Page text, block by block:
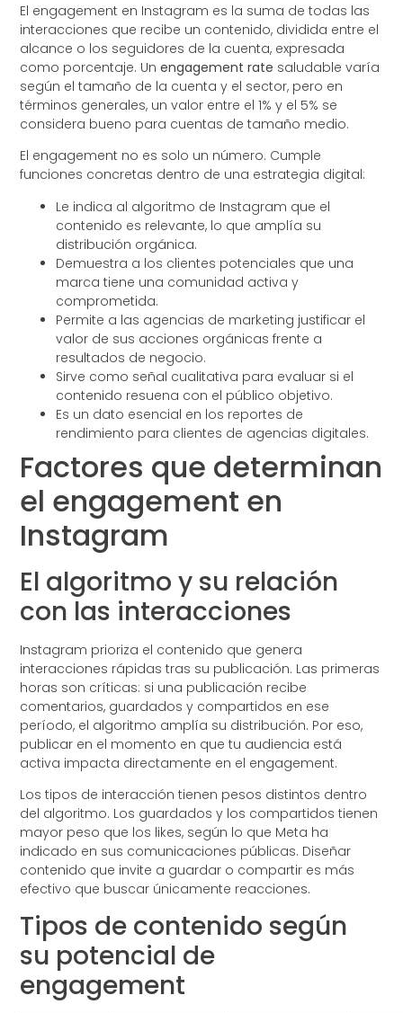
El engagement en Instagram es la suma de todas las
interacciones que recibe un contenido, dividida entre el
alcance o los seguidores de la cuenta, expresada
como porcentaje. Unengagement rate saludable varía
según el tamaño de la cuenta y el sector, pero en
términos generales, un valor entre el 1% y el 5% se
considera bueno para cuentas de tamaño medio.
El engagement no es solo un número. Cumple
funciones concretas dentro de una estrategia digital:
Le indica al algoritmo de Instagram que el
contenido es relevante, lo que amplía su
distribución orgánica.
Demuestra a los clientes potenciales que una
marca tiene una comunidad activa y
comprometida.
Permite a las agencias de marketing justificar el
valor de sus acciones orgánicas frente a
resultados de negocio.
Sirve como señal cualitativa para evaluar si el
contenido resuena con el público objetivo.
Es un dato esencial en los reportes de
rendimiento para clientes de agencias digitales.
Factores que determinan
el engagement en
Instagram
El algoritmo y su relación
con las interacciones
Instagram prioriza el contenido que genera
interacciones rápidas tras su publicación. Las primeras
horas son críticas: si una publicación recibe
comentarios, guardados y compartidos en ese
período, el algoritmo amplía su distribución. Por eso,
publicar en el momento en que tu audiencia está
activa impacta directamente en el engagement.
Los tipos de interacción tienen pesos distintos dentro
del algoritmo. Los guardados y los compartidos tienen
mayor peso que los likes, según lo que Meta ha
indicado en sus comunicaciones públicas. Diseñar
contenido que invite a guardar o compartir es más
efectivo que buscar únicamente reacciones.
Tipos de contenido según
su potencial de
engagement